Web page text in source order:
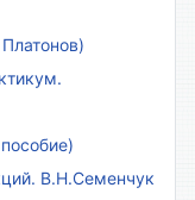
В.Н.Семенчук